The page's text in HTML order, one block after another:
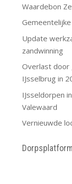
Waardebon
Update
zandwinning
Overlast door
IJsselbrug in
IJsseldorpen
Valewaard
Vernieuwde